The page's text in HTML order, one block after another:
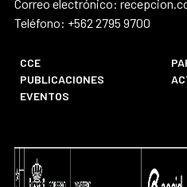
Correo electrónico:
Teléfono: +562 2795 9700
CCE
PUBLICACIONES
EVENTOS